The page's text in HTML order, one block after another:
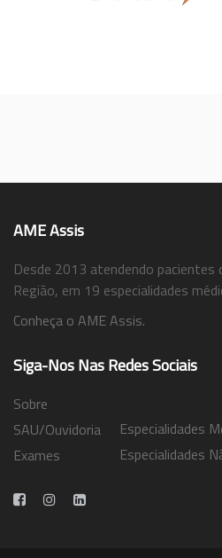
AME Assis
Desde 2013 atendendo pacientes
Região, em 19 especialidades
Conheça o AME Assis.
Siga-Nos Nas Redes Sociais
Sobre
SAU/Ouvidoria
Exames
Especialidades
Especialidades